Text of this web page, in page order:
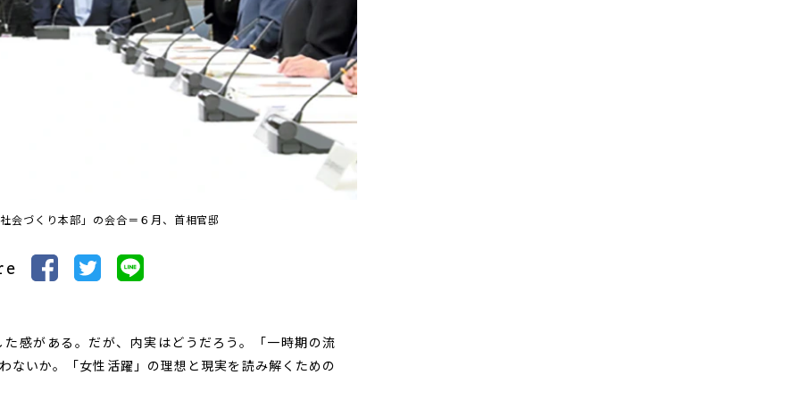
会づくり本部」の会合＝６月、首相官邸
感がある。だが、内実はどうだろう。「一時期の流
ないか。「女性活躍」の理想と現実を読み解くための